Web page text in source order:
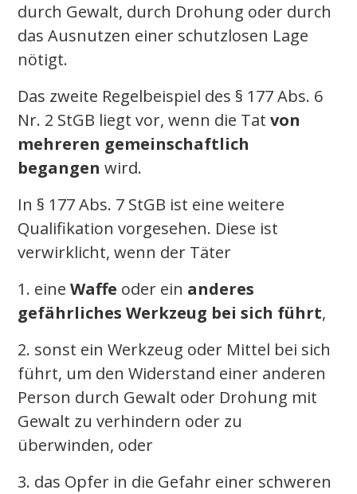
durch Gewalt, durch Drohung oder durch
das Ausnutzen einer schutzlosen Lage
nötigt.
Das zweite Regelbeispiel des § 177 Abs. 6
Nr. 2 StGB liegt vor, wenn die Tatvon
mehreren gemeinschaftlich
begangenwird.
In § 177 Abs. 7 StGB ist eine weitere
Qualifikation vorgesehen. Diese ist
verwirklicht, wenn der Täter
1. eineWaffe oder ein anderes
gefährliches Werkzeug bei sich führt,
2. sonst ein Werkzeug oder Mittel bei sich
führt, um den Widerstand einer anderen
Person durch Gewalt oder Drohung mit
Gewalt zu verhindern oder zu
überwinden, oder
3. das Opfer in die Gefahr einer schweren